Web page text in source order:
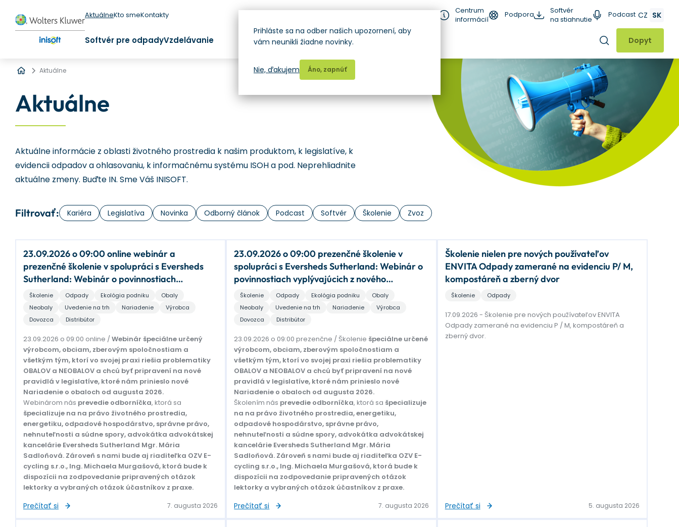
AktuálneKto smeKontakty
Centrum
informácií
Podpora
Softvér
na stiahnutie
Podcast CZ SK
Softvér pre odpadyVzdelávanie Hľadať
Dopyt
Úvod
Aktuálne
Aktuálne
Aktuálne informácie z oblasti životného prostredia k našim produktom, k legislatíve, k
evidencii odpadov a ohlasovaniu, k informačnému systému ISOH a pod. Neprehliadnite
aktuálne zmeny. Buďte IN. Sme Váš INISOFT.
Filtrovať: Kariéra Legislatíva Novinka Odborný článok Podcast Softvér Školenie Zvoz
23.09.2026 o 09:00 online webinár a
prezenčné školenie v spolupráci s Eversheds
Sutherland: Webinár o povinnostiach
vyplývajúcich z nového európskeho nariadenia
o obaloch a odpadoch z obalov
Školenie Odpady Ekológia podniku
Obaly
Neobaly
Uvedenie na trh Nariadenie
Výrobca
Dovozca
Distribútor
23.09.2026 o 09:00 online /Webinár špeciálne určený
výrobcom, obciam, zberovým spoločnostiam a
všetkým tým, ktorí vo svojej praxi riešia problematiky
OBALOV a NEOBALOV a chcú byť pripravení na nové
pravidlá v legislatíve, ktoré nám prinieslo nové
Nariadenie o obaloch od augusta 2026.
Webinárom nás prevedie odborníčka, ktorá sa
špecializuje na na právo životného prostredia,
energetiku, odpadové hospodárstvo, správne právo,
nehnuteľnosti a súdne spory, advokátka advokátskej
kancelárie Eversheds Sutherland Mgr. Mária
Sadloňová. Zároveň s nami bude aj riaditeľka OZV E-
cycling s.r.o., Ing. Michaela Murgašová, ktorá bude k
dispozícii na zodpovedanie pripravených otázok
lektorky a vybraných otázok účastníkov z praxe.
Prečítať si 7. augusta 2026
23.09.2026 o 09:00 prezenčné školenie v
spolupráci s Eversheds Sutherland: Webinár o
povinnostiach vyplývajúcich z nového
európskeho nariadenia o obaloch a odpadoch
z obalov
Školenie Odpady Ekológia podniku
Obaly
Neobaly
Uvedenie na trh Nariadenie
Výrobca
Dovozca
Distribútor
23.09.2026 o 09:00 prezenčne / Školenie špeciálne určené
výrobcom, obciam, zberovým spoločnostiam a
všetkým tým, ktorí vo svojej praxi riešia problematiky
OBALOV a NEOBALOV a chcú byť pripravení na nové
pravidlá v legislatíve, ktoré nám prinieslo nové
Nariadenie o obaloch od augusta 2026.
Školením nás prevedie odborníčka, ktorá sa špecializuje
na na právo životného prostredia, energetiku,
odpadové hospodárstvo, správne právo,
nehnuteľnosti a súdne spory, advokátka advokátskej
kancelárie Eversheds Sutherland Mgr. Mária
Sadloňová. Zároveň s nami bude aj riaditeľka OZV E-
cycling s.r.o., Ing. Michaela Murgašová, ktorá bude k
dispozícii na zodpovedanie pripravených otázok
lektorky a vybraných otázok účastníkov z praxe.
Prečítať si 7. augusta 2026
Školenie nielen pre nových používateľov
ENVITA Odpady zamerané na evidenciu P/ M,
kompostáreň a zberný dvor
Školenie Odpady
17.09.2026 - Školenie pre nových používateľov ENVITA
Odpady zamerané na evidenciu P / M, kompostáreň a
zberný dvor.
Prečítať si 5. augusta 2026
Prihláste sa na odber našich upozornení, aby
vám neunikli žiadne novinky.
Áno, zapnúť
Nie, ďakujem